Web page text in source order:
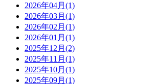
2026年04月(1)
2026年03月(1)
2026年02月(1)
2026年01月(1)
2025年12月(2)
2025年11月(1)
2025年10月(1)
2025年09月(1)